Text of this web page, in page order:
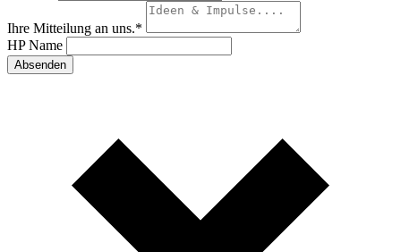
Ihre Mitteilung an uns.*
HP Name
Absenden